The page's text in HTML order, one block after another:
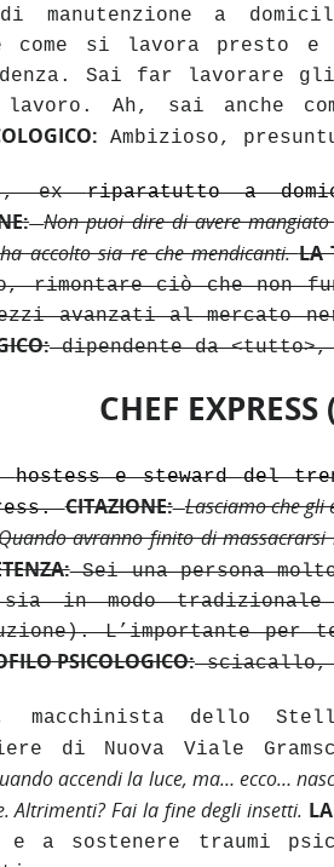
manutenzione a
si lavora presto e
Sai far lavorare
Ah, sai anche
Ambizioso,
exriparatutto a
: Non puoi dire di avere
accolto sia re che mendicanti.LA
rimontare ciò che non
avanzati al mercato
dipendente da
CHEF EXPRESS
hostess e steward
del
CITAZIONE: Lasciamo che
avranno finito di
Sei una persona
in modo tradizionale
L’importante per
PSICOLOGICO:sciacallo,
macchinista dello
di Nuova Viale
accendi la luce, ma… ecco…
Altrimenti? Fai la fine degli insetti.
a sostenere traumi